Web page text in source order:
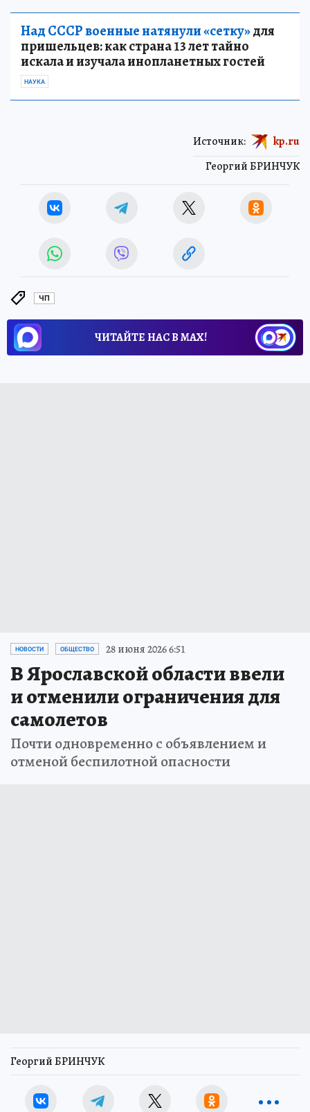
Над СССР военные натянули «сетку»для
пришельцев: как страна 13 лет тайно
искала и изучала инопланетных гостей
НАУКА
Георгий БРИНЧУК
Источник: kp.ru
ЧП
ЧИТАЙТЕ НАС В МАХ!
НОВОСТИ ОБЩЕСТВО 28 июня 2026 6:51
В Ярославской области ввели
и отменили ограничения для
самолетов
Почти одновременно с объявлением и
отменой беспилотной опасности
Георгий БРИНЧУК